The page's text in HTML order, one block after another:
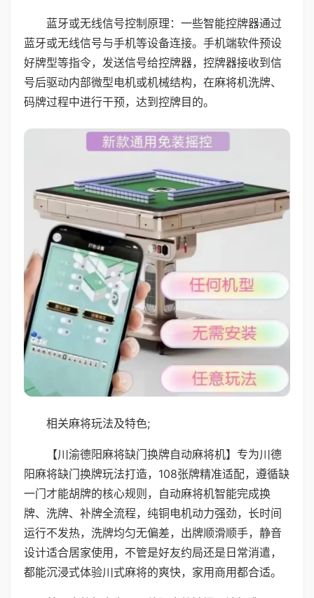
蓝牙或无线信号控制原理：一些智能控牌器通过
蓝牙或无线信号与手机等设备连接。手机端软件预设
好牌型等指令，发送信号给控牌器，控牌器接收到信
号后驱动内部微型电机或机械结构，在麻将机洗牌、
码牌过程中进行干预，达到控牌目的。
相关麻将玩法及特色;
【川渝德阳麻将缺门换牌自动麻将机】专为川德
阳麻将缺门换牌玩法打造，108张牌精准适配，遵循缺
一门才能胡牌的核心规则，自动麻将机智能完成换
牌、洗牌、补牌全流程，纯铜电机动力强劲，长时间
运行不发热，洗牌均匀无偏差，出牌顺滑顺手，静音
设计适合居家使用，不管是好友约局还是日常消遣，
都能沉浸式体验川式麻将的爽快，家用商用都合适。